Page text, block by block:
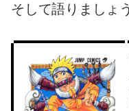
そして語りましょ